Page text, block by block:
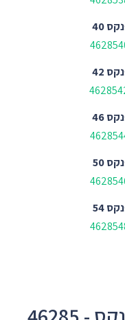
40
42
46
50
54